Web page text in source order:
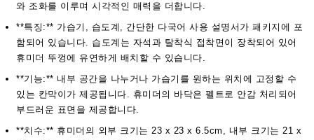
와 조화를 이루며 시각적인 매력을 더합니다.
**특징:** 가습기, 습도계, 간단한 다국어 사용 설명서가 패키지에 포
함되어 있습니다. 습도계는 자석과 탈착식 접착면이 장착되어 있어
휴미더 뚜껑에 유연하게 배치할 수 있습니다.
**기능:** 내부 공간을 나누거나 가습기를 원하는 위치에 고정할 수
있는 칸막이가 제공됩니다. 휴미더의 바닥은 펠트로 안감 처리되어
부드러운 표면을 제공합니다.
**치수:** 휴미더의 외부 크기는 23 x 23 x 6.5cm, 내부 크기는 21 x